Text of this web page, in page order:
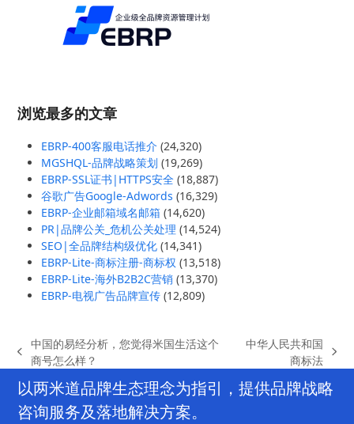
浏览最多的文章
EBRP-400客服电话推介 (24,320)
MGSHQL-品牌战略策划 (19,269)
EBRP-SSL证书|HTTPS安全 (18,887)
谷歌广告Google-Adwords (16,329)
EBRP-企业邮箱域名邮箱 (14,620)
PR|品牌公关_危机公关处理 (14,524)
SEO|全品牌结构级优化 (14,341)
EBRP-Lite-商标注册-商标权 (13,518)
EBRP-Lite-海外B2B2C营销 (13,370)
EBRP-电视广告品牌宣传 (12,809)
previous
中国的易经分析，您觉得米国生活这个
商号怎么样？
中华人民共和国
商标法
以两米道品牌生态理念为指引，提供品牌战略
咨询服务及落地解决方案。